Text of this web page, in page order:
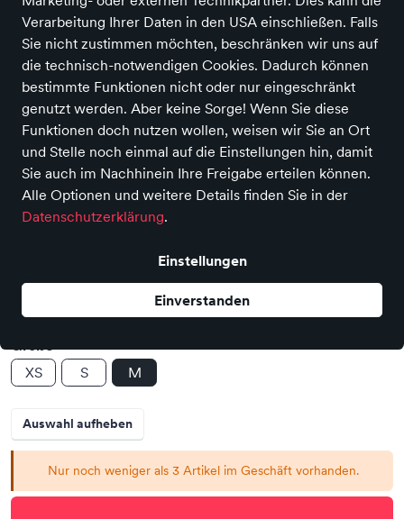
Verarbeitung Ihrer Daten in den USA einschließen. Falls
Sie nicht zustimmen möchten, beschränken wir uns auf
die technisch-notwendigen Cookies. Dadurch können
bestimmte Funktionen nicht oder nur eingeschränkt
genutzt werden. Aber keine Sorge! Wenn Sie diese
Funktionen doch nutzen wollen, weisen wir Sie an Ort
und Stelle noch einmal auf die Einstellungen hin, damit
Sie auch im Nachhinein Ihre Freigabe erteilen können.
Alle Optionen und weitere Details finden Sie in der
Datenschutzerklärung.
Einstellungen
Einverstanden
amt. Studio
Hemd Caracas
Größe
XS
S M
Auswahl aufheben
Nur noch weniger als 3 Artikel im Geschäft vorhanden.